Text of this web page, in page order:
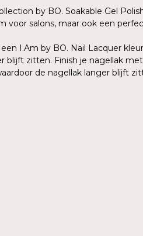
by BO. Soakable Gel
salons, maar ook een
I.Am by BO. Nail Lacquer
zitten. Finish je nagellak
de nagellak langer blijft